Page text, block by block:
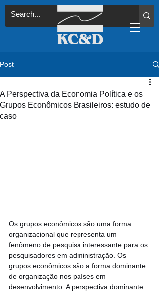
Post
A Perspectiva da Economia Política e os
Grupos Econômicos Brasileiros: estudo de
caso
Os grupos econômicos são uma forma
organizacional que representa um
fenômeno de pesquisa interessante para os
pesquisadores em administração. Os
grupos econômicos são a forma dominante
de organização nos países em
desenvolvimento. A perspectiva dominante